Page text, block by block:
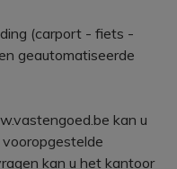
(carport - fiets -
geautomatiseerde
kan u
kan u het kantoor